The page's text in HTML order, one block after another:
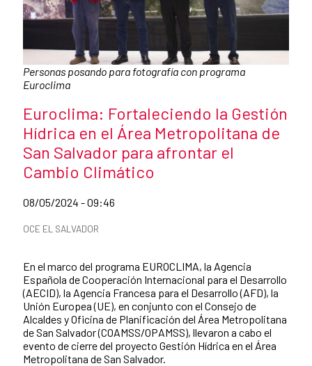
Caption:
Personas posando para fotografía con programa
Euroclima
News title
Euroclima: Fortaleciendo la Gestión
Hídrica en el Área Metropolitana de
San Salvador para afrontar el
Cambio Climático
Date of publication of the news item
08/05/2024 - 09:46
News categories
OCE EL SALVADOR
En el marco del programa EUROCLIMA, la Agencia
Española de Cooperación Internacional para el Desarrollo
(AECID), la Agencia Francesa para el Desarrollo (AFD), la
Unión Europea (UE), en conjunto con el Consejo de
Alcaldes y Oficina de Planificación del Área Metropolitana
de San Salvador (COAMSS/OPAMSS), llevaron a cabo el
evento de cierre del proyecto Gestión Hídrica en el Área
Metropolitana de San Salvador.